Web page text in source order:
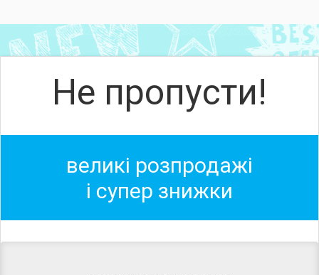
Не пропусти!
великі розпродажі
і супер знижки